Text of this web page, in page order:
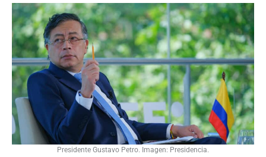
Presidente Gustavo Petro. Imagen: Presidencia.